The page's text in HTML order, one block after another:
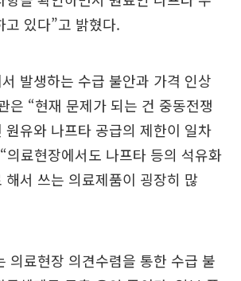
고 있다”고 밝혔다.
발생하는 수급 불안과 가격 인상
은 “현재 문제가 되는 건 중동전쟁
원유와 나프타 공급의 제한이 일차
의료현장에서도 나프타 등의 석유화
해서 쓰는 의료제품이 굉장히 많
의료현장 의견수렴을 통한 수급 불